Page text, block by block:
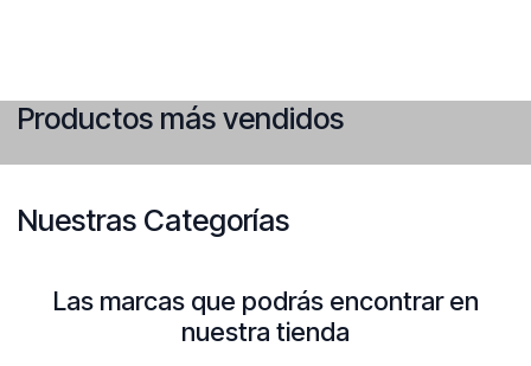
Productos más vendidos
Nuestras Categorías
Las marcas que podrás encontrar en
nuestra tienda